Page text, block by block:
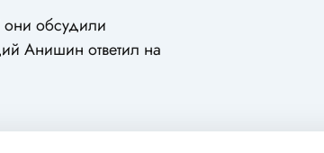
обсудили
Анишин ответил на